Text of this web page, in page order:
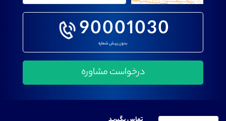
90001030
بدون پیش شماره